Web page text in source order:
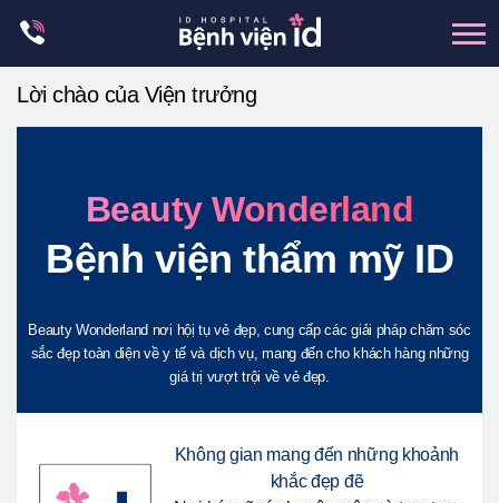
xương hàm mặt
Trẻ hoá đàn hồi
Thẩm mỹ ngực
Trung tâm petit
Lời chào của Viện trưởng
Beauty Wonderland
Bệnh viện thẩm mỹ ID
Beauty Wonderland nơi hộị tụ vẻ đẹp, cung cấp các giải pháp chăm sóc
sắc đẹp toàn diện về y tế và dịch vụ, mang đến cho khách hàng những
giá trị vượt trội về vẻ đẹp.
Không gian mang đến những khoảnh
khắc đẹp đẽ